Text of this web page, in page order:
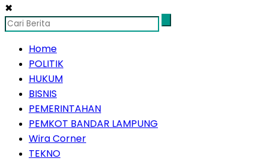
✖
Home
POLITIK
HUKUM
BISNIS
PEMERINTAHAN
PEMKOT BANDAR LAMPUNG
Wira Corner
TEKNO